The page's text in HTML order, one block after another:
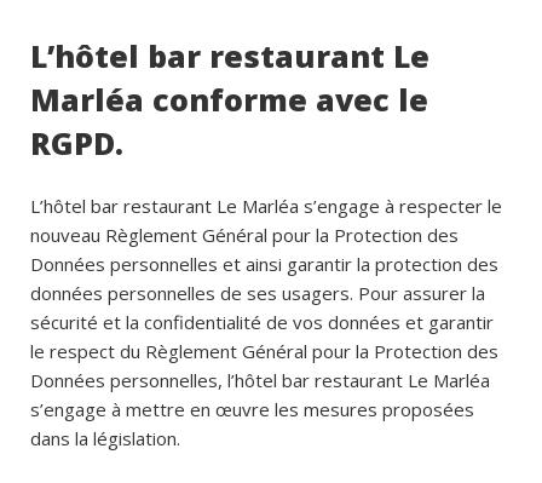
L’hôtel bar restaurant Le
Marléa conforme avec le
RGPD.
L’hôtel bar restaurant Le Marléa s’engage à respecter le
nouveau Règlement Général pour la Protection des
Données personnelles et ainsi garantir la protection des
données personnelles de ses usagers. Pour assurer la
sécurité et la confidentialité de vos données et garantir
le respect du Règlement Général pour la Protection des
Données personnelles, l’hôtel bar restaurant Le Marléa
s’engage à mettre en œuvre les mesures proposées
dans la législation.